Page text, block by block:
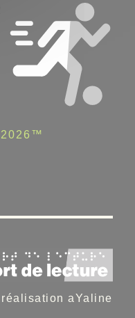
2026™
réalisation aYaline